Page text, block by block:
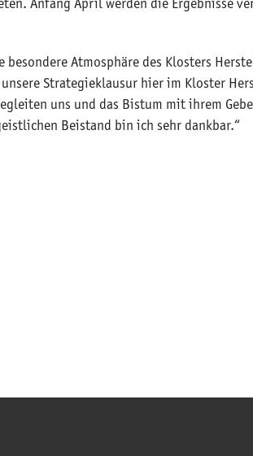
Atmosphäre des Klosters
Strategieklausur hier im Kloster
uns und das Bistum mit ihrem
Beistand bin ich sehr dankbar.“